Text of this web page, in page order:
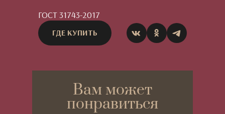
ГОСТ 31743-2017
ГДЕ КУПИТЬ
Вам может
понравиться